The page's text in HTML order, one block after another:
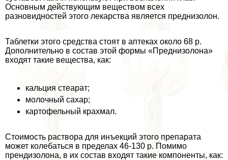
Основным действующим веществом всех
разновидностей этого лекарства является преднизолон.
Таблетки этого средства стоят в аптеках около 68 р.
Дополнительно в состав этой формы «Преднизолона»
входят такие вещества, как:
кальция стеарат;
молочный сахар;
картофельный крахмал.
Стоимость раствора для инъекций этого препарата
может колeбaться в пределах 46-130 р. Помимо
прендизолона, в их состав входят такие компоненты, как: